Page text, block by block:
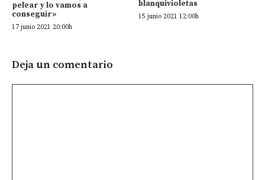
pelear y lo vamos a
conseguir»
17 junio 2021 20:00h
blanquivioletas
15 junio 2021 12:00h
Deja un comentario